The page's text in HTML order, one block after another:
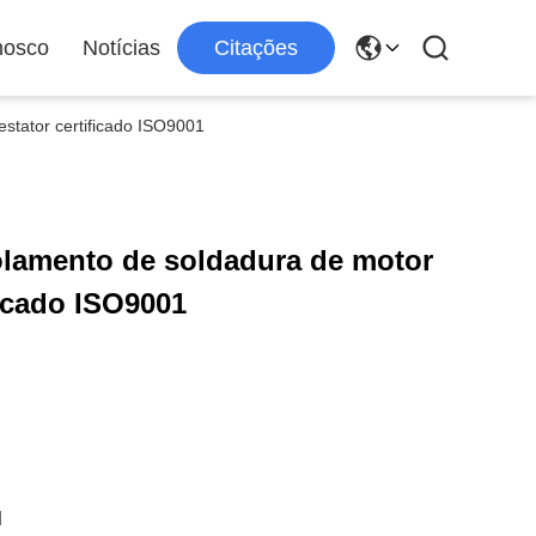
Notícias Citações
certificado ISO9001
de soldadura de motor
ISO9001